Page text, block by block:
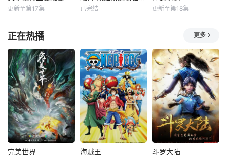
更新至第17集 已完结 更新至第18集
正在热播 更多
完美世界 海贼王 斗罗大陆